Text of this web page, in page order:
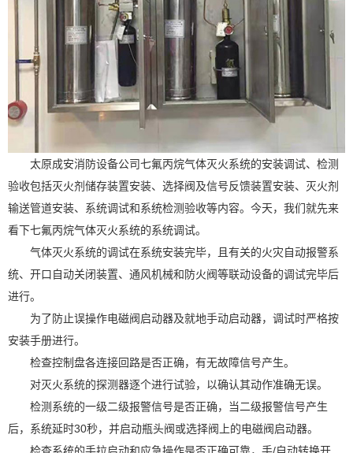
太原成安消防设备公司七氟丙烷气体灭火系统的安装调试、检测
验收包括灭火剂储存装置安装、选择阀及信号反馈装置安装、灭火剂
输送管道安装、系统调试和系统检测验收等内容。今天，我们就先来
看下七氟丙烷气体灭火系统的系统调试。
气体灭火系统的调试在系统安装完毕，且有关的火灾自动报警系
统、开口自动关闭装置、通风机械和防火阀等联动设备的调试完毕后
进行。
为了防止误操作电磁阀启动器及就地手动启动器，调试时严格按
安装手册进行。
检查控制盘各连接回路是否正确，有无故障信号产生。
对灭火系统的探测器逐个进行试验，以确认其动作准确无误。
检测系统的一级二级报警信号是否正确，当二级报警信号产生
后，系统延时30秒，并启动瓶头阀或选择阀上的电磁阀启动器。